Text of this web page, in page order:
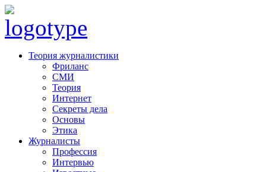
Теория журналистики
Фриланс
СМИ
Теория
Интернет
Секреты дела
Основы
Этика
Журналисты
Профессия
Интервью